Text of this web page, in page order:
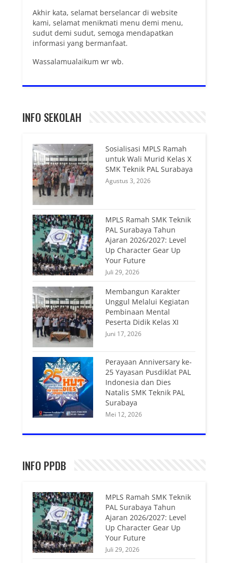
Akhir kata, selamat berselancar di website
kami, selamat menikmati menu demi menu,
sudut demi sudut, semoga mendapatkan
informasi yang bermanfaat.
Wassalamualaikum wr wb.
INFO SEKOLAH
Sosialisasi MPLS Ramah
untuk Wali Murid Kelas X
SMK Teknik PAL Surabaya
Agustus 3, 2026
MPLS Ramah SMK Teknik
PAL Surabaya Tahun
Ajaran 2026/2027: Level
Up Character Gear Up
Your Future
Juli 29, 2026
Membangun Karakter
Unggul Melalui Kegiatan
Pembinaan Mental
Peserta Didik Kelas XI
Juni 17, 2026
Perayaan Anniversary ke-
25 Yayasan Pusdiklat PAL
Indonesia dan Dies
Natalis SMK Teknik PAL
Surabaya
Mei 12, 2026
INFO PPDB
MPLS Ramah SMK Teknik
PAL Surabaya Tahun
Ajaran 2026/2027: Level
Up Character Gear Up
Your Future
Juli 29, 2026